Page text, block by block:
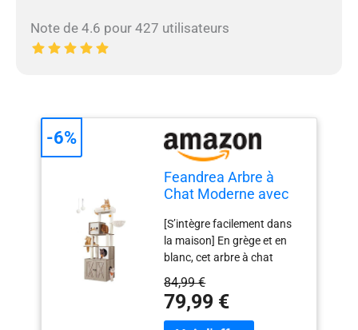
Note de 4.6 pour 427 utilisateurs
Feandrea Arbre à
Chat Moderne avec
Jeu, Griffoir avec
Maison de Toilette,
180 cm, Niche,
Plateforme, Tapis
Lavables, Grège
PCT116G01
[S’intègre facilement dans
la maison] En grège et en
blanc, cet arbre à chat
moderne s’intègre
facilement à la plupart des
styles de maison et ajoute
une touche charmante à
84,99 €
79,99 €
-6%